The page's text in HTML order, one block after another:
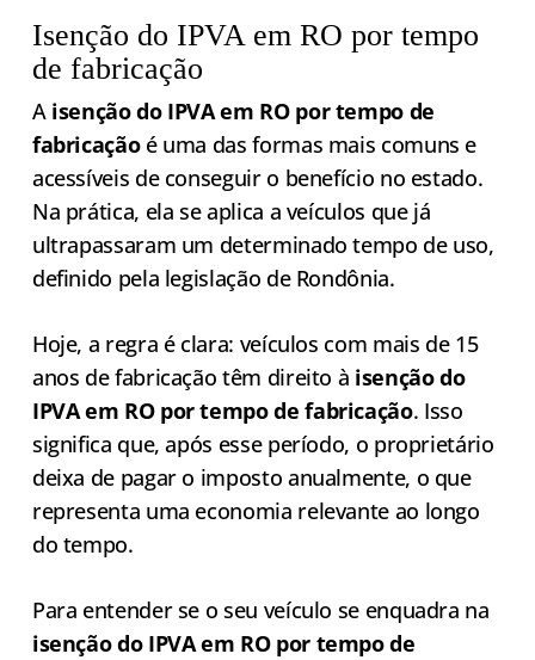
Isenção do IPVA em RO por tempo
de fabricação
A isenção do IPVA em RO por tempo de
fabricaçãoé uma das formas mais comuns e
acessíveis de conseguir o benefício no estado.
Na prática, ela se aplica a veículos que já
ultrapassaram um determinado tempo de uso,
definido pela legislação de Rondônia.
Hoje, a regra é clara: veículos com mais de 15
anos de fabricação têm direito à isenção do
IPVA em RO por tempo de fabricação. Isso
significa que, após esse período, o proprietário
deixa de pagar o imposto anualmente, o que
representa uma economia relevante ao longo
do tempo.
Para entender se o seu veículo se enquadra na
isenção do IPVA em RO por tempo de